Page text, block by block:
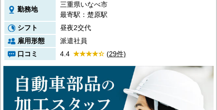
勤務地
三重県いなべ市
最寄駅：楚原駅
シフト
昼夜2交代
雇用形態
派遣社員
口コミ
4.4 (29件)